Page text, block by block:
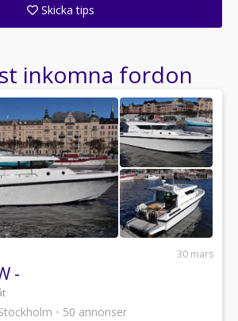
med auktoriserade båtvarv och
är måndag – fredag 09.30 – 18.00.
till Galärbryggan Båtförmedling vid
Djurgårdsbron.
Skicka tips
inkomna fordon
30 mars
-
• 50 annonser